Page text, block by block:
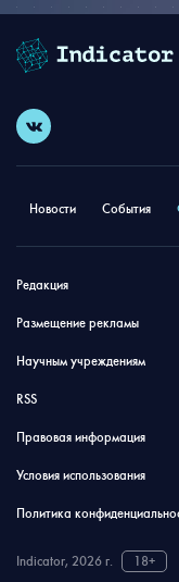
Новости События
Редакция
Размещение рекламы
Научным учреждениям
RSS
Правовая информация
Условия использования
Политика
Indicator, 2026 г. 18+